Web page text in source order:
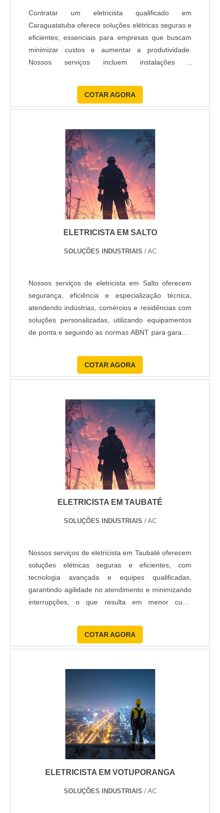
Contratar um eletricista qualificado em
Caraguatatuba oferece soluções elétricas seguras e
eficientes, essenciais para empresas que buscam
minimizar custos e aumentar a produtividade.
Nossos serviços incluem instalações e
a continuidade operacional e reduzindo
interrupções, resultando em sistemas mais robustos
e melhor retorno sobre investimento.
COTAR AGORA
ELETRICISTA EM SALTO
SOLUÇÕES INDUSTRIAIS / AC
Nossos serviços de eletricista em Salto oferecem
segurança, eficiência e especialização técnica,
atendendo indústrias, comércios e residências com
soluções personalizadas, utilizando equipamentos
de ponta e seguindo as normas ABNT para garantir
COTAR AGORA
ELETRICISTA EM TAUBATÉ
SOLUÇÕES INDUSTRIAIS / AC
Nossos serviços de eletricista em Taubaté oferecem
soluções elétricas seguras e eficientes, com
tecnologia avançada e equipes qualificadas,
garantindo agilidade no atendimento e minimizando
interrupções, o que resulta em menor custo
COTAR AGORA
ELETRICISTA EM VOTUPORANGA
SOLUÇÕES INDUSTRIAIS / AC